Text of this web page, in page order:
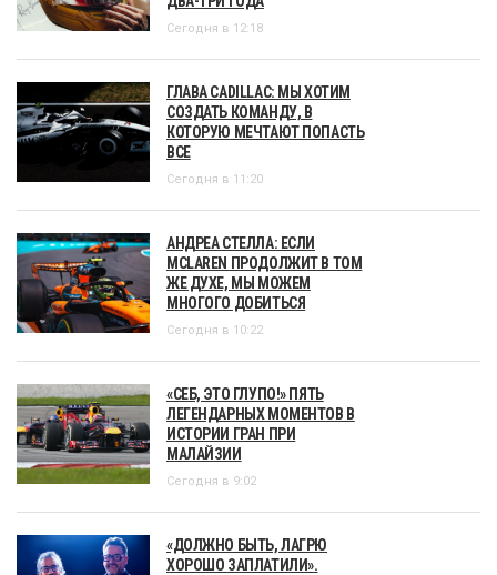
Сегодня в 12:18
ГЛАВА CADILLAC: МЫ ХОТИМ
СОЗДАТЬ КОМАНДУ, В
КОТОРУЮ МЕЧТАЮТ ПОПАСТЬ
ВСЕ
Сегодня в 11:20
АНДРЕА СТЕЛЛА: ЕСЛИ
MCLAREN ПРОДОЛЖИТ В ТОМ
ЖЕ ДУХЕ, МЫ МОЖЕМ
МНОГОГО ДОБИТЬСЯ
Сегодня в 10:22
«СЕБ, ЭТО ГЛУПО!» ПЯТЬ
ЛЕГЕНДАРНЫХ МОМЕНТОВ В
ИСТОРИИ ГРАН ПРИ
МАЛАЙЗИИ
Сегодня в 9:02
«ДОЛЖНО БЫТЬ, ЛАГРЮ
ХОРОШО ЗАПЛАТИЛИ».